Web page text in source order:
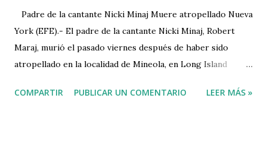
Padre de la cantante Nicki Minaj Muere atropellado Nueva
York (EFE).- El padre de la cantante Nicki Minaj, Robert
Maraj, murió el pasado viernes después de haber sido
atropellado en la localidad de Mineola, en Long Island
Según la página web TMZ, especializada en noticias de
COMPARTIR PUBLICAR UN COMENTARIO LEER MÁS »